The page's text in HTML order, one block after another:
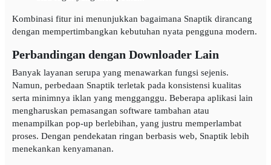
Kombinasi fitur ini menunjukkan bagaimana Snaptik dirancang
dengan mempertimbangkan kebutuhan nyata pengguna modern.
Perbandingan dengan Downloader Lain
Banyak layanan serupa yang menawarkan fungsi sejenis.
Namun, perbedaan Snaptik terletak pada konsistensi kualitas
serta minimnya iklan yang mengganggu. Beberapa aplikasi lain
mengharuskan pemasangan software tambahan atau
menampilkan pop-up berlebihan, yang justru memperlambat
proses. Dengan pendekatan ringan berbasis web, Snaptik lebih
menekankan kenyamanan.